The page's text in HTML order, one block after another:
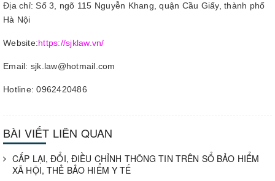
Địa chỉ: Số 3, ngõ 115 Nguyễn Khang, quận Cầu Giấy, thành phố
Hà Nội
Website:https://sjklaw.vn/
Email: sjk.law@hotmail.com
Hotline: 0962420486
BÀI VIẾT LIÊN QUAN
CẤP LẠI, ĐỔI, ĐIỀU CHỈNH THÔNG TIN TRÊN SỔ BẢO HIỂM
XÃ HỘI, THẺ BẢO HIỂM Y TẾ